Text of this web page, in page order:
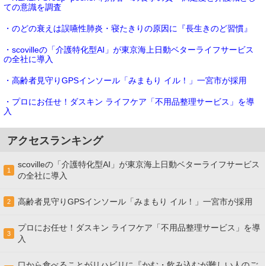
ての意識を調査
・のどの衰えは誤嚥性肺炎・寝たきりの原因に『長生きのど習慣』
・scovilleの「介護特化型AI」が東京海上日動ベターライフサービス
の全社に導入
・高齢者見守りGPSインソール「みまもり イル！」一宮市が採用
・プロにお任せ！ダスキン ライフケア「不用品整理サービス」を導
入
アクセスランキング
1
scovilleの「介護特化型AI」が東京海上日動ベターライフサービス
の全社に導入
2 高齢者見守りGPSインソール「みまもり イル！」一宮市が採用
3
プロにお任せ！ダスキン ライフケア「不用品整理サービス」を導
入